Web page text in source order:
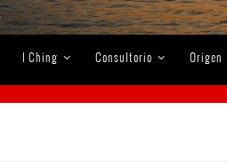
I Ching Consultorio Origen